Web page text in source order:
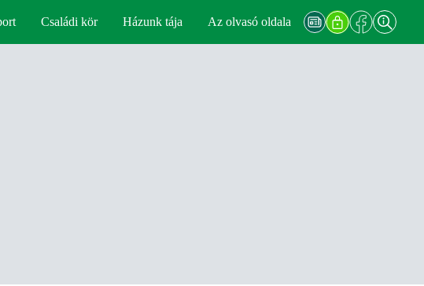
Családi kör Házunk tája Az olvasó oldala